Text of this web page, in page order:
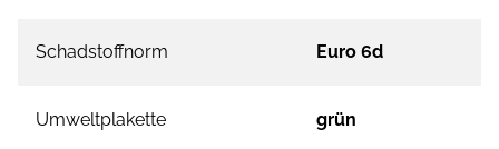
Schadstoffnorm Euro 6d
Umweltplakette grün